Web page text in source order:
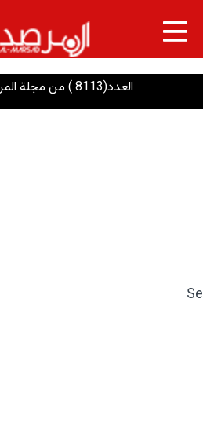
× العدد(8113 ) من مجلة المرصد التحليلية والتوثيقية